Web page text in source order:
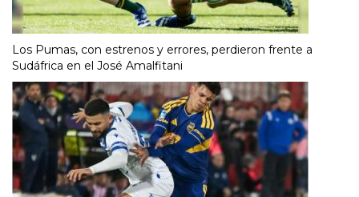
Los Pumas, con estrenos y errores, perdieron frente a
Sudáfrica en el José Amalfitani